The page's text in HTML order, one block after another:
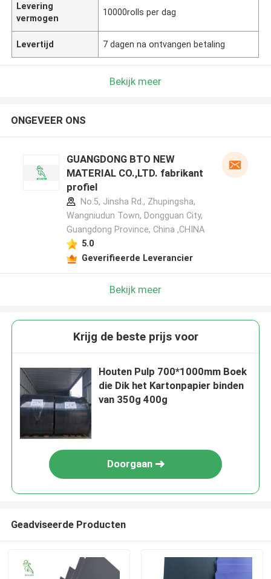
Levering
vermogen
10000rolls per dag
Levertijd 7 dagen na ontvangen betaling
Bekijk meer
ONGEVEER ONS
GUANGDONG BTO NEW
MATERIAL CO.,LTD. fabrikant
profiel
No.5, Jinsha Rd., Zhupingsha,
Wangniudun Town, Dongguan City,
Guangdong Province, China ,CHINA
5.0
Geverifieerde Leverancier
Bekijk meer
Krijg de beste prijs voor
Houten Pulp 700*1000mm Boek
die Dik het Kartonpapier binden
van 350g 400g
Doorgaan
Geadviseerde Producten